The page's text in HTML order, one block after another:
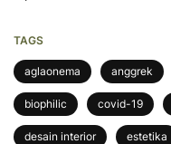
TAGS
aglaonema anggrek
biophilic covid-19
desain interior estetika